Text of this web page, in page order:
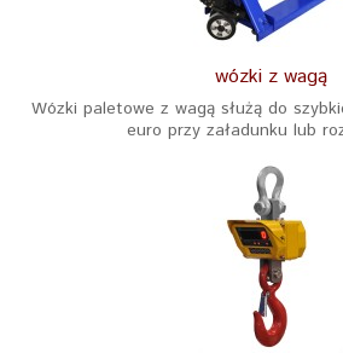
wózki z wagą
Wózki paletowe z wagą służą do
euro przy załadunku lub